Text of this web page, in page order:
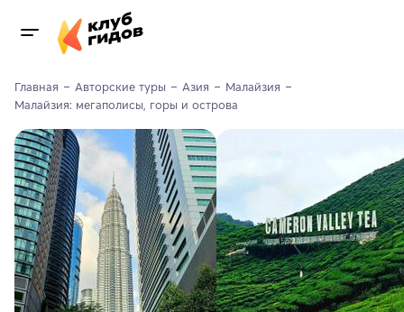
Главная Авторские туры Азия
Малайзия
Малайзия: мегаполисы, горы и острова